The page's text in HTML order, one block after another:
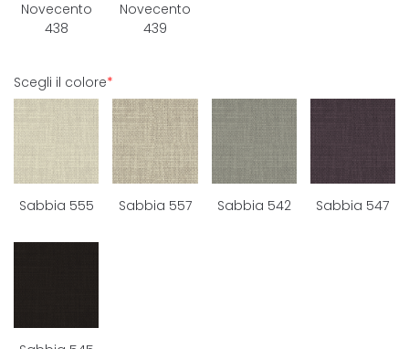
Novecento
438
Novecento
439
Scegli il colore*
Sabbia 555 Sabbia 557 Sabbia 542 Sabbia 547